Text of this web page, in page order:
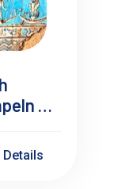
ab
Details